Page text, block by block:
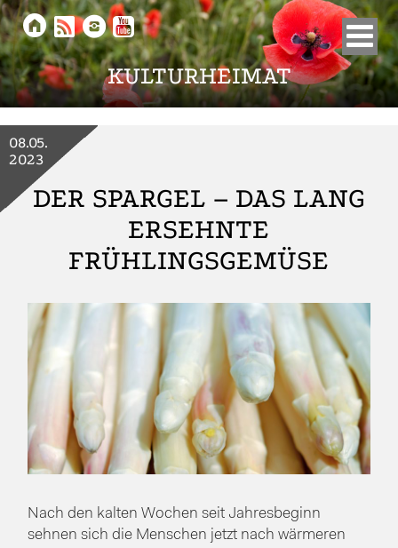
KULTURHEIMAT
    
DER SPARGEL – DAS LANG
ERSEHNTE
FRÜHLINGSGEMÜSE
08.05.
2023
Nach den kalten Wochen seit Jahresbeginn
sehnen sich die Menschen jetzt nach wärmeren